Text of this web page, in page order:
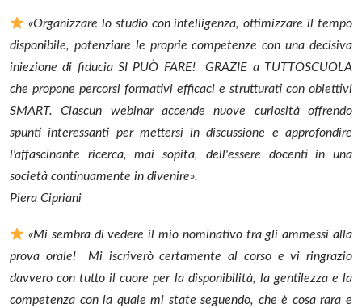
«Organizzare lo studio con intelligenza, ottimizzare il tempo
disponibile, potenziare le proprie competenze con una decisiva
iniezione di fiducia SI PUÒ FARE! GRAZIE a TUTTOSCUOLA
che propone percorsi formativi efficaci e strutturati con obiettivi
SMART. Ciascun webinar accende nuove curiosità offrendo
spunti interessanti per mettersi in discussione e approfondire
l'affascinante ricerca, mai sopita, dell'essere docenti in una
società continuamente in divenire».
Piera Cipriani
«Mi sembra di vedere il mio nominativo tra gli ammessi alla
prova orale! Mi iscriverò certamente al corso e vi ringrazio
davvero con tutto il cuore per la disponibilità, la gentilezza e la
competenza con la quale mi state seguendo, che è cosa rara e